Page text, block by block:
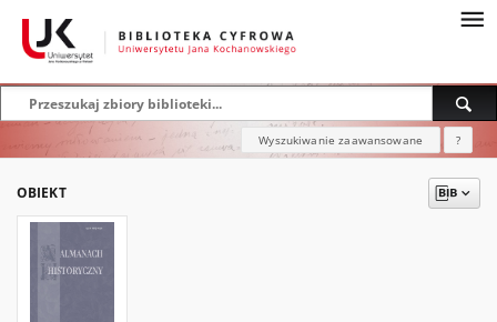
Wyszukiwanie zaawansowane ?
OBIEKT